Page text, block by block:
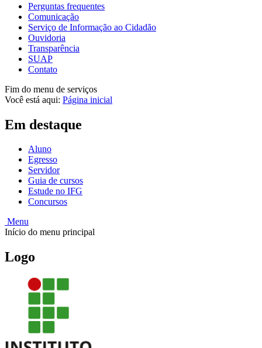
Perguntas frequentes
Comunicação
Serviço de Informação ao Cidadão
Ouvidoria
Transparência
SUAP
Contato
Fim do menu de serviços
Você está aqui: Página inicial
Em destaque
Aluno
Egresso
Servidor
Guia de cursos
Estude no IFG
Concursos
Menu
Início do menu principal
Logo